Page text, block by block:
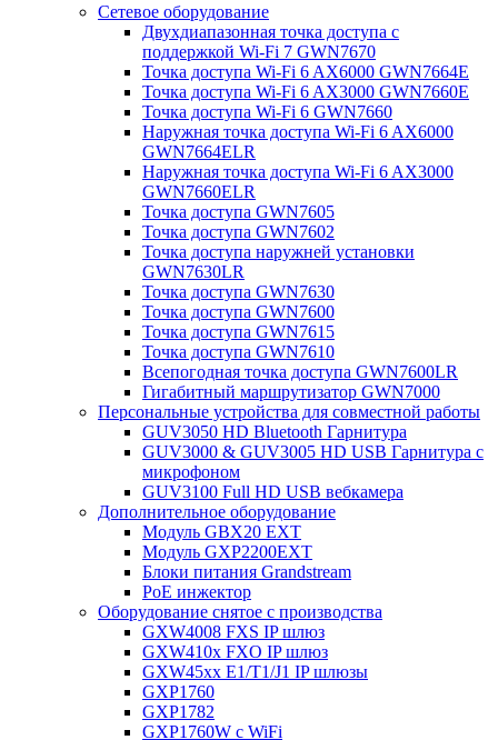
Сетевое оборудование
Двухдиапазонная точка доступа с
поддержкой Wi-Fi 7 GWN7670
Точка доступа Wi-Fi 6 AX6000 GWN7664E
Точка доступа Wi-Fi 6 AX3000 GWN7660E
Точка доступа Wi-Fi 6 GWN7660
Наружная точка доступа Wi-Fi 6 AX6000
GWN7664ELR
Наружная точка доступа Wi-Fi 6 AX3000
GWN7660ELR
Точка доступа GWN7605
Точка доступа GWN7602
Точка доступа наружней установки
GWN7630LR
Точка доступа GWN7630
Точка доступа GWN7600
Точка доступа GWN7615
Точка доступа GWN7610
Всепогодная точка доступа GWN7600LR
Гигабитный маршрутизатор GWN7000
Персональные устройства для совместной работы
GUV3050 HD Bluetooth Гарнитура
GUV3000 & GUV3005 HD USB Гарнитура с
микрофоном
GUV3100 Full HD USB вебкамера
Дополнительное оборудование
Модуль GBX20 EXT
Модуль GXP2200EXT
Блоки питания Grandstream
PoE инжектор
Оборудование снятое с производства
GXW4008 FXS IP шлюз
GXW410x FXO IP шлюз
GXW45xx E1/T1/J1 IP шлюзы
GXP1760
GXP1782
GXP1760W c WiFi